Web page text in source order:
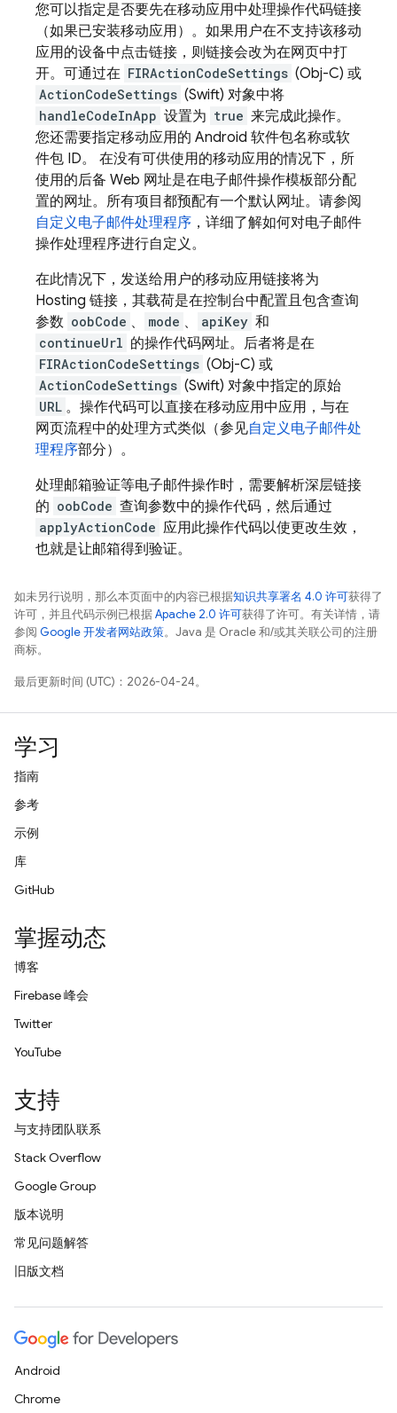
您可以指定是否要先在移动应用中处理操作代码链接
（如果已安装移动应用）。如果用户在不支持该移动
应用的设备中点击链接，则链接会改为在网页中打
开。可通过在 FIRActionCodeSettings (Obj-C) 或
ActionCodeSettings (Swift) 对象中将
handleCodeInApp 设置为 true 来完成此操作。
您还需要指定移动应用的 Android 软件包名称或软
件包 ID。 在没有可供使用的移动应用的情况下，所
使用的后备 Web 网址是在电子邮件操作模板部分配
置的网址。所有项目都预配有一个默认网址。请参阅
自定义电子邮件处理程序 ，详细了解如何对电子邮件
操作处理程序进行自定义。
在此情况下，发送给用户的移动应用链接将为
Hosting 链接，其载荷是在控制台中配置且包含查询
参数 oobCode 、 mode 、 apiKey 和
continueUrl 的操作代码网址。后者将是在
FIRActionCodeSettings (Obj-C) 或
ActionCodeSettings (Swift) 对象中指定的原始
URL 。操作代码可以直接在移动应用中应用，与在
网页流程中的处理方式类似（参见自定义电子邮件处
理程序部分）。
处理邮箱验证等电子邮件操作时，需要解析深层链接
的 oobCode 查询参数中的操作代码，然后通过
applyActionCode 应用此操作代码以使更改生效，
也就是让邮箱得到验证。
如未另行说明，那么本页面中的内容已根据知识共享署名 4.0 许可获得了
许可，并且代码示例已根据Apache 2.0 许可获得了许可。有关详情，请
参阅 Google 开发者网站政策。Java 是 Oracle 和/或其关联公司的注册
商标。
最后更新时间 (UTC)：2026-04-24。
学习
指南
参考
示例
库
GitHub
掌握动态
博客
Firebase 峰会
Twitter
YouTube
支持
与支持团队联系
Stack Overflow
Google Group
版本说明
常见问题解答
旧版文档
Android
Chrome